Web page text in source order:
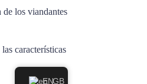
los viandantes
características
EN